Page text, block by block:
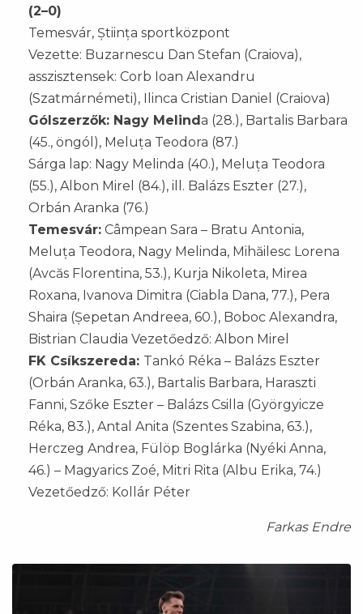
(2–0)
Temesvár, Știința sportközpont
Vezette: Buzarnescu Dan Stefan (Craiova),
asszisztensek: Corb Ioan Alexandru
(Szatmárnémeti), Ilinca Cristian Daniel (Craiova)
Gólszerzők: Nagy Melinda (28.), Bartalis Barbara
(45., öngól), Meluța Teodora (87.)
Sárga lap: Nagy Melinda (40.), Meluța Teodora
(55.), Albon Mirel (84.), ill. Balázs Eszter (27.),
Orbán Aranka (76.)
Temesvár: Câmpean Sara – Bratu Antonia,
Meluța Teodora, Nagy Melinda, Mihăilesc Lorena
(Avcăs Florentina, 53.), Kurja Nikoleta, Mirea
Roxana, Ivanova Dimitra (Ciabla Dana, 77.), Pera
Shaira (Șepetan Andreea, 60.), Boboc Alexandra,
Bistrian Claudia Vezetőedző: Albon Mirel
FK Csíkszereda: Tankó Réka – Balázs Eszter
(Orbán Aranka, 63.), Bartalis Barbara, Haraszti
Fanni, Szőke Eszter – Balázs Csilla (Györgyicze
Réka, 83.), Antal Anita (Szentes Szabina, 63.),
Herczeg Andrea, Fülöp Boglárka (Nyéki Anna,
46.) – Magyarics Zoé, Mitri Rita (Albu Erika, 74.)
Vezetőedző: Kollár Péter
Farkas Endre